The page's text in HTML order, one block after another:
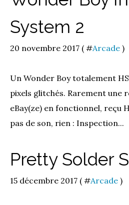
System 2
20 novembre 2017 ( #Arcade )
Un Wonder Boy totalement
pixels glitchés. Rarement une
eBay(ze) en fonctionnel, reçu
pas de son, rien : Inspection...
Pretty Solder
15 décembre 2017 ( #Arcade )